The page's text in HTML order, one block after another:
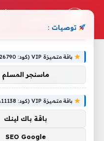
بمشاعري
توصيات :
باقة متميزة VIP (كود: AA26790):
ماسنجر المسلم
باقة متميزة VIP (كود: AA11138):
باقة باك لينك
SEO Google